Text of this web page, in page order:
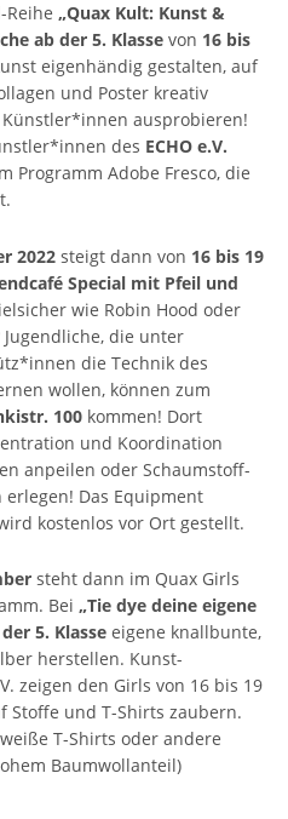
„Quax Kult: Kunst &
ab der 5. Klasse von 16 bis
eigenhändig gestalten, auf
und Poster kreativ
ausprobieren!
des ECHO e.V.
Programm Adobe Fresco, die
2022 steigt dann von 16 bis 19
Special mit Pfeil und
wie Robin Hood oder
die unter
die Technik des
wollen, können zum
100 kommen! Dort
und Koordination
anpeilen oder Schaumstoff-
Das Equipment
kostenlos vor Ort gestellt.
steht dann im Quax Girls
Bei „Tie dye deine eigene
5. Klasse eigene knallbunte,
herstellen. Kunst-
zeigen den Girls von 16 bis 19
Stoffe und T-Shirts zaubern.
T-Shirts oder andere
Baumwollanteil)